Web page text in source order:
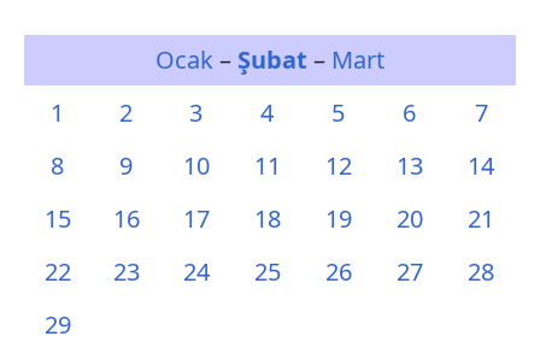
Ocak– Şubat – Mart
1
2 3 4 5 6
7
8
9 10 11 12 13
14
15
16 17 18 19 20
21
22
23 24 25 26 27
28
29